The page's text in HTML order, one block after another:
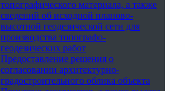
топографического материала, а также
сведений об исходной планово-
высотной геодезической сети для
производства топографо-
геодезических работ
Предоставление решения о
согласовании архитектурно-
градостроительного облика объекта